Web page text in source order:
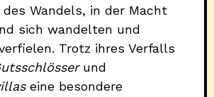
des Wandels, in der Macht
sich wandelten und
Trotz ihres Verfalls
und
eine besondere